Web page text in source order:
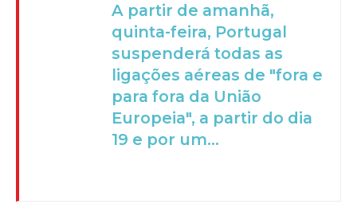
A partir de amanhã,
quinta-feira, Portugal
suspenderá todas as
ligações aéreas de "fora e
para fora da União
Europeia", a partir do dia
19 e por um...